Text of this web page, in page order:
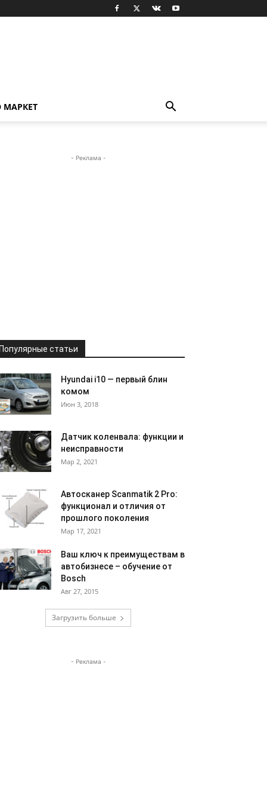
МАРКЕТ
- Реклама -
Популярные статьи
Hyundai i10 — первый блин
комом
Июн 3, 2018
Датчик коленвала: функции и
неисправности
Мар 2, 2021
Автосканер Scanmatik 2 Pro:
функционал и отличия от
прошлого поколения
Мар 17, 2021
Ваш ключ к преимуществам в
автобизнесе – обучение от
Bosch
Авг 27, 2015
Загрузить больше
- Реклама -